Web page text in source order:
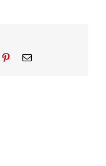
PinterestEmail